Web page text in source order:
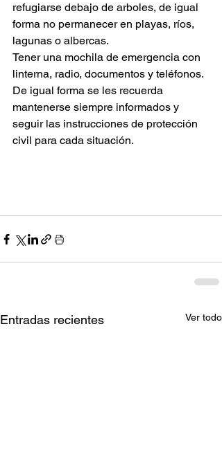
refugiarse debajo de arboles, de igual
forma no permanecer en playas, ríos,
lagunas o albercas.
Tener una mochila de emergencia con
linterna, radio, documentos y teléfonos.
De igual forma se les recuerda
mantenerse siempre informados y
seguir las instrucciones de protección
civil para cada situación.
Entradas recientes Ver todo